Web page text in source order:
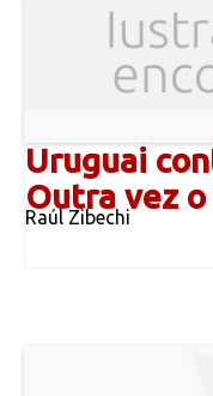
Uruguai
Outra vez o
Raúl Zibechi